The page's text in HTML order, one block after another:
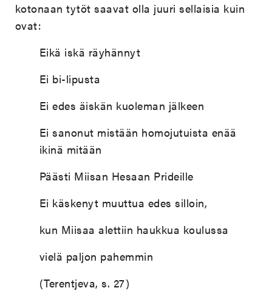
kotonaan tytöt saavat olla juuri sellaisia kuin
ovat:
Eikä iskä räyhännyt
Ei bi-lipusta
Ei edes äiskän kuoleman jälkeen
Ei sanonut mistään homojutuista enää
ikinä mitään
Päästi Miisan Hesaan Prideille
Ei käskenyt muuttua edes silloin,
kun Miisaa alettiin haukkua koulussa
vielä paljon pahemmin
(Terentjeva, s. 27)